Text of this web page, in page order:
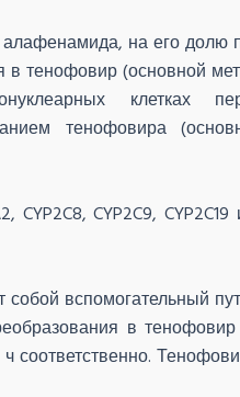
на его долю
тенофовир (основной
клетках
тенофовира
CYP2C9,
вспомогательный
в